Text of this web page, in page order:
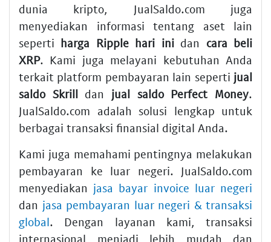
dunia kripto, JualSaldo.com juga
menyediakan informasi tentang aset lain
seperti harga Ripple hari inidan cara beli
XRP. Kami juga melayani kebutuhan Anda
terkait platform pembayaran lain seperti jual
saldo Skrilldan jual saldo Perfect Money.
JualSaldo.com adalah solusi lengkap untuk
berbagai transaksi finansial digital Anda.
Kami juga memahami pentingnya melakukan
pembayaran ke luar negeri. JualSaldo.com
menyediakan jasa bayar invoice luar negeri
dan jasa pembayaran luar negeri & transaksi
global. Dengan layanan kami, transaksi
internasional menjadi lebih mudah dan